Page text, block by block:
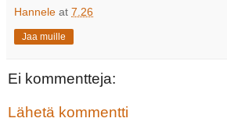
Hannele at 7.26
Jaa muille
Ei kommentteja:
Lähetä kommentti